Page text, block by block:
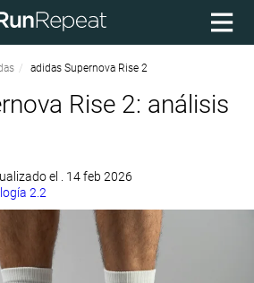
adidas Supernova Rise 2
Rise 2: análisis
el . 14 feb 2026
2.2